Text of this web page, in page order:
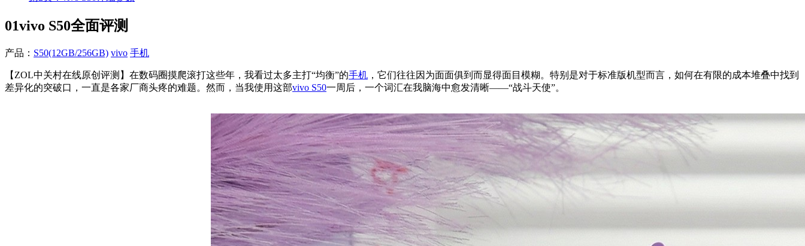
01vivo S50全面评测
产品： S50(12GB/256GB) vivo 手机
【ZOL中关村在线原创评测】在数码圈摸爬滚打这些年，我看过太多主打“均衡”的手机 ，它们往往因为面面俱到而显得面目模糊。特别是对于标准版机型而言，如何在有限的成本堆叠中找到
差异化的突破口，一直是各家厂商头疼的难题。然而，当我使用这部vivo S50一周后，一个词汇在我脑海中愈发清晰——“战斗天使”。